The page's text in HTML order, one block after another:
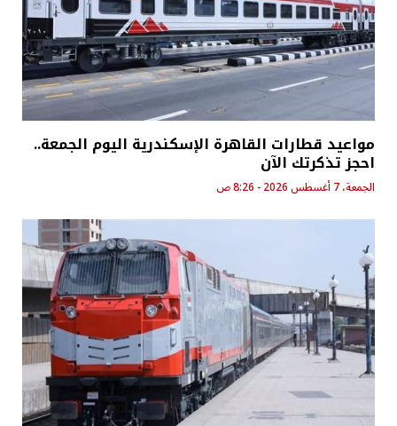
مواعيد قطارات القاهرة الإسكندرية اليوم الجمعة..
احجز تذكرتك الآن
الجمعة، 7 أغسطس 2026 - 8:26 ص